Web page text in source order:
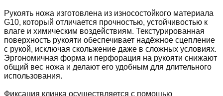
Рукоять ножа изготовлена из износостойкого материала
G10, который отличается прочностью, устойчивостью к
влаге и химическим воздействиям. Текстурированная
поверхность рукояти обеспечивает надёжное сцепление
с рукой, исключая скольжение даже в сложных условиях.
Эргономичная форма и перфорация на рукояти снижают
общий вес ножа и делают его удобным для длительного
использования.
Фиксация клинка осуществляется с помощью